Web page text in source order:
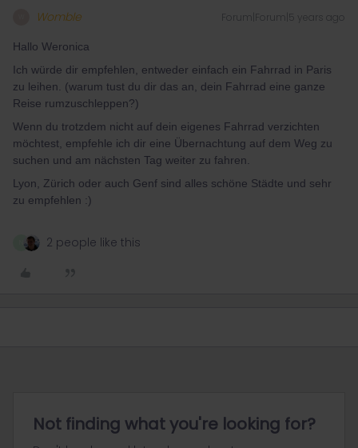
Womble Forum|Forum|5 years ago
Hallo Weronica
Ich würde dir empfehlen, entweder einfach ein Fahrrad in Paris
zu leihen. (warum tust du dir das an, dein Fahrrad eine ganze
Reise rumzuschleppen?)
Wenn du trotzdem nicht auf dein eigenes Fahrrad verzichten
möchtest, empfehle ich dir eine Übernachtung auf dem Weg zu
suchen und am nächsten Tag weiter zu fahren.
Lyon, Zürich oder auch Genf sind alles schöne Städte und sehr
zu empfehlen :)
2 people like this
Not finding what you're looking for?